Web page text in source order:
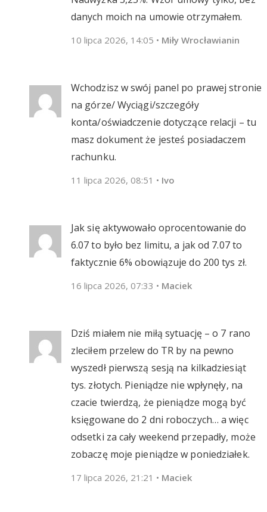
danych moich na umowie otrzymałem.
10 lipca 2026, 14:05 • Miły Wrocławianin
Wchodzisz w swój panel po prawej stronie
na górze/ Wyciągi/szczegóły
konta/oświadczenie dotyczące relacji – tu
masz dokument że jesteś posiadaczem
rachunku.
11 lipca 2026, 08:51 • Ivo
Jak się aktywowało oprocentowanie do
6.07 to było bez limitu, a jak od 7.07 to
faktycznie 6% obowiązuje do 200 tys zł.
16 lipca 2026, 07:33 • Maciek
Dziś miałem nie miłą sytuację – o 7 rano
zleciłem przelew do TR by na pewno
wyszedł pierwszą sesją na kilkadziesiąt
tys. złotych. Pieniądze nie wpłynęły, na
czacie twierdzą, że pieniądze mogą być
księgowane do 2 dni roboczych… a więc
odsetki za cały weekend przepadły, może
zobaczę moje pieniądze w poniedziałek.
17 lipca 2026, 21:21 • Maciek